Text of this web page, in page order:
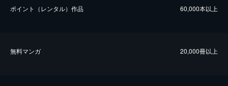
ポイント（レンタル）作品 60,000本以上
無料マンガ 20,000冊以上